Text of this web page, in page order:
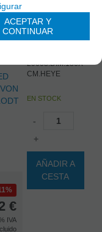
€
IVA
DAWN-
VON
HUMBLODT
29608.DIM:136X48
CM.HEYE
EN STOCK
-
+
AÑADIR A
CESTA
ACEPTAR Y
CONTINUAR